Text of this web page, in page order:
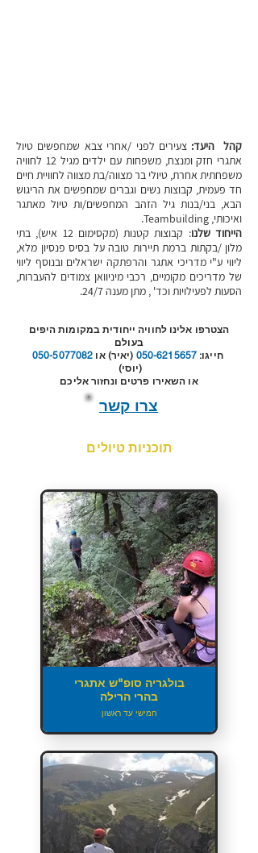
קהל היעד: צעירים לפני /אחרי צבא שמחפשים טיול
אתגרי חזק ומנצח,
משפחות עם ילדים מגיל 12 לחוויה
משפחתית אחרת, טיולי בר מצווה/בת מצווה לחוויית חיים
חד פעמית, קבוצות נשים וגברים שמחפשים את הריגוש
הבא, בני/בנותגיל הזהב המחפשים/ות טיול מאתגר
ואיכותי, Teambuilding.
הייחוד שלנו:
קבוצות קטנות (מקסימום 12 איש), בתי
מלון /בקתות ברמת תיירות טובה על בסיס פנסיון מלא,
ליווי ע"י מדריכי אתגר והרפתקה ישראלים ובנוסף ליווי
של מדריכים מקומיים, רכבי מיניוואן צמודים להעברות,
הסעות לפעילויות וכד' , מתן מענה 24/7.
הצטרפו אלינו לחוויה ייחודית במקומות היפים
בעולם
חייגו: 050-6215657 (יאיר) או 050-5077082
(יוסי)
או השאירו פרטים ונחזור אליכם
צרו קשר
תוכניות טיולים
בולגריה סופ"ש אתגרי
בהרי הרילה
חמישי עד ראשון